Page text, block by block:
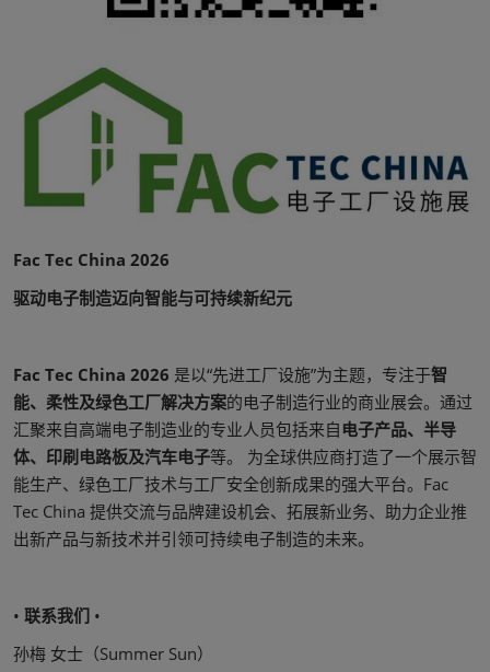
Fac Tec China 2026
驱动电子制造迈向智能与可持续新纪元
Fac Tec China 2026 是以“先进工厂设施”为主题，专注于智
能、柔性及绿色工厂解决方案的电子制造行业的商业展会。通过
汇聚来自高端电子制造业的专业人员包括来自 电子产品、半导
体、印刷电路板及汽车电子等。 为全球供应商打造了一个展示智
能生产、绿色工厂技术与工厂安全创新成果的强大平台。Fac
Tec China 提供交流与品牌建设机会、拓展新业务、助力企业推
出新产品与新技术并引领可持续电子制造的未来。
• 联系我们 •
孙梅 女士（Summer Sun）